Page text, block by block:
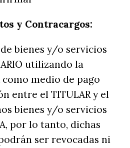
y Contracargos:
bienes y/o servicios
utilizando la
como medio de pago
entre el TITULAR y el
bienes y/o servicios
por lo tanto, dichas
ser revocadas ni